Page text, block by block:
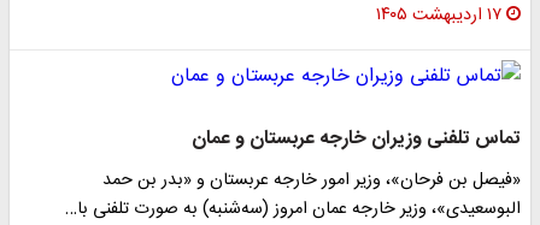
۱۷ اردیبهشت ۱۴۰۵
تماس تلفنی وزیران خارجه عربستان و عمان
«فیصل بن فرحان»، وزیر امور خارجه عربستان و «بدر بن حمد
البوسعیدی»، وزیر خارجه عمان امروز (سه‌شنبه) به صورت تلفنی با…